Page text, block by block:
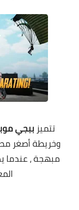
تتميز ببجي
مبهجة ،عندما